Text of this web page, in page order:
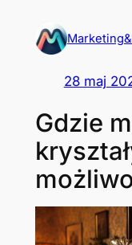
28 maj
Gdzie